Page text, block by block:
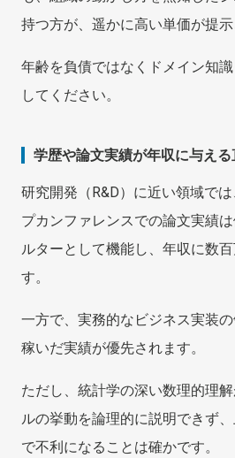
持つ方が、遥かに高い単価が提示
年齢を負債ではなくドメイン知
してください。
学歴や論文実績が年収に与え
研究開発（R&D）に近い領域で
プカンファレンスでの論文実績
ルターとして機能し、年収に数
す。
一方で、実務的なビジネス実装
稼いだ実績が優先されます。
ただし、統計学の深い数理的理
ルの挙動を論理的に説明できず
で不利になることは確かです。